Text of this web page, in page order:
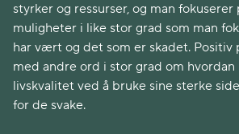
styrker og ressurser, og man
muligheter i like stor grad som man
har vært og det som er skadet. Positiv
med andre ord i stor grad om
livskvalitet ved å bruke sine sterke
for de svake.